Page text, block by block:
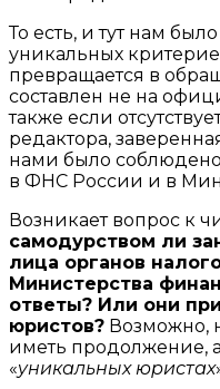
То есть, и тут нам
уникальных
превращается в
составлен не на
также если
редактора,
нами было
в ФНС России и в
Возникает вопрос к
самодурством ли
лица органов
Министерства
ответы? Или они
юристов? Возможно,
иметь продолжение,
«уникальных юристах